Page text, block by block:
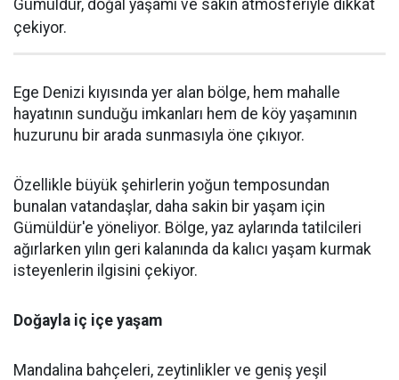
Gümüldür, doğal yaşamı ve sakin atmosferiyle dikkat
çekiyor.
Ege Denizi kıyısında yer alan bölge, hem mahalle
hayatının sunduğu imkanları hem de köy yaşamının
huzurunu bir arada sunmasıyla öne çıkıyor.
Özellikle büyük şehirlerin yoğun temposundan
bunalan vatandaşlar, daha sakin bir yaşam için
Gümüldür'e yöneliyor. Bölge, yaz aylarında tatilcileri
ağırlarken yılın geri kalanında da kalıcı yaşam kurmak
isteyenlerin ilgisini çekiyor.
Doğayla iç içe yaşam
Mandalina bahçeleri, zeytinlikler ve geniş yeşil